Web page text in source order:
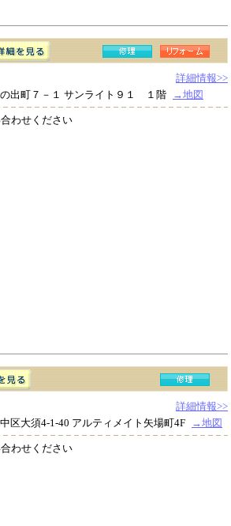
詳細情報>>
出町７－１ サンライト９１ １階
→地図
わせください
詳細情報>>
区大須4-1-40 アルティメイト矢場町4F
→地図
わせください